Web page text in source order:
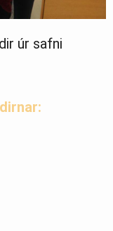
úr safni